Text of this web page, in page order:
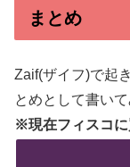
まとめ
Zaif(ザイフ)で起
とめとして書い
※現在フィスコに